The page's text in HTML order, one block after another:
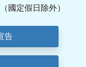
國定假日除外）
告